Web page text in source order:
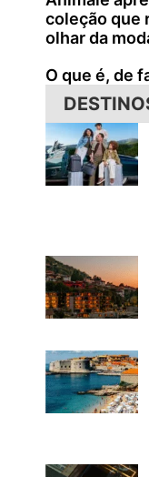
coleção que
olhar da
O que é, de